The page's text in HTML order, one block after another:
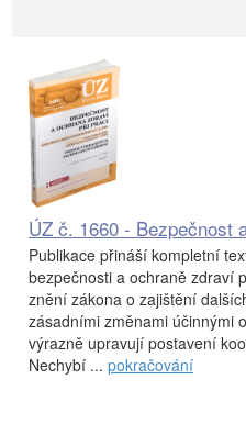
ÚZ č. 1660 - Bezpečnost
Publikace přináší kompletní
bezpečnosti a ochraně zdraví
znění zákona o zajištění
zásadními změnami účinnými
výrazně upravují postavení
Nechybí ... pokračování